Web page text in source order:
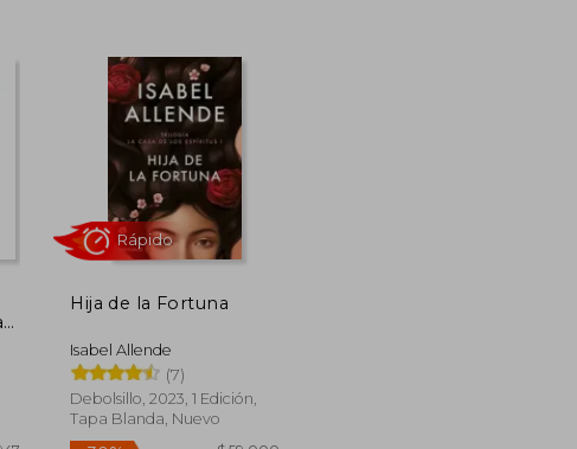
Hija de la Fortuna
Isabel Allende
(7)
Debolsillo, 2023, 1 Edición,
Tapa Blanda, Nuevo